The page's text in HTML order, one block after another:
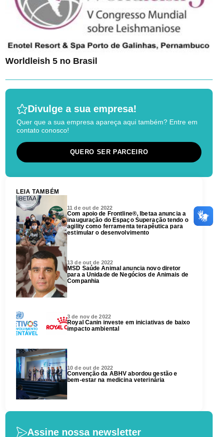
Worldleish 5 no Brasil
Divulge a sua empresa!
Quer que a sua empresa apareça aqui também? Entre em
contato conosco!
QUERO SER PARCEIRO
LEIA TAMBÉM
11 de out de 2022
Com apoio de Frontline®, Ibetaa anuncia a
inauguração do Espaço Superação tendo o
agility como ferramenta terapêutica para
estimular o desenvolvimento
13 de out de 2022
MSD Saúde Animal anuncia novo diretor
para a Unidade de Negócios de Animais de
Companhia
3 de nov de 2022
Royal Canin investe em iniciativas de baixo
impacto ambiental
10 de out de 2022
Convenção da ABHV abordou gestão e
bem-estar na medicina veterinária
Assine nossa newsletter